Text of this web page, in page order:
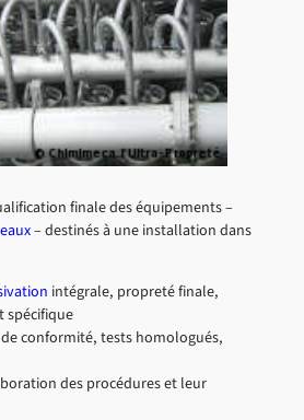
finale des équipements –
– destinés à une installation dans
intégrale, propreté finale,
spécifique
conformité, tests homologués,
des procédures et leur